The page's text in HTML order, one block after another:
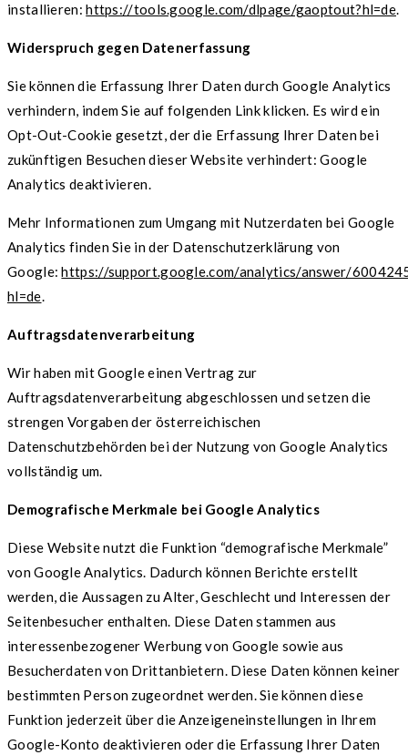
installieren:https://tools.google.com/dlpage/gaoptout?hl=de.
Widerspruch gegen Datenerfassung
Sie können die Erfassung Ihrer Daten durch Google Analytics
verhindern, indem Sie auf folgenden Link klicken. Es wird ein
Opt-Out-Cookie gesetzt, der die Erfassung Ihrer Daten bei
zukünftigen Besuchen dieser Website verhindert: Google
Analytics deaktivieren.
Mehr Informationen zum Umgang mit Nutzerdaten bei Google
Analytics finden Sie in der Datenschutzerklärung von
Google:https://support.google.com/analytics/answer/
hl=de.
Auftragsdatenverarbeitung
Wir haben mit Google einen Vertrag zur
Auftragsdatenverarbeitung abgeschlossen und setzen die
strengen Vorgaben der österreichischen
Datenschutzbehörden bei der Nutzung von Google Analytics
vollständig um.
Demografische Merkmale bei Google Analytics
Diese Website nutzt die Funktion “demografische Merkmale”
von Google Analytics. Dadurch können Berichte erstellt
werden, die Aussagen zu Alter, Geschlecht und Interessen der
Seitenbesucher enthalten. Diese Daten stammen aus
interessenbezogener Werbung von Google sowie aus
Besucherdaten von Drittanbietern. Diese Daten können keiner
bestimmten Person zugeordnet werden. Sie können diese
Funktion jederzeit über die Anzeigeneinstellungen in Ihrem
Google-Konto deaktivieren oder die Erfassung Ihrer Daten